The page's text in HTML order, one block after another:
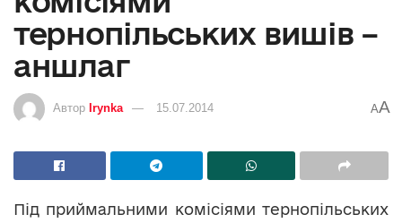
тернопільських вишів –
аншлаг
Автор Irynka 15.07.2014 AA
Під приймальними комісіями тернопільських